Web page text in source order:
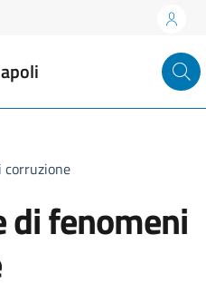
corruzione
di fenomeni